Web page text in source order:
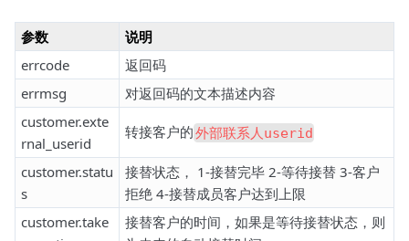
参数
说明
errcode
返回码
errmsg
对返回码的文本描述内容
customer.exte
rnal_userid
转接客户的外部联系人userid
customer.statu
s
接替状态， 1-接替完毕 2-等待接替 3-客户
拒绝 4-接替成员客户达到上限
customer.take
接替客户的时间，如果是等待接替状态，则